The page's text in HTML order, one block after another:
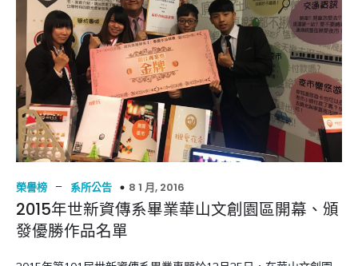
榮譽榜 – 系所公告 8 1 月, 2016
2015年世新資傳系畢業華山文創園區開幕、頒
發優勝作品名單